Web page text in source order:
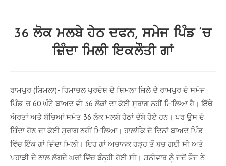
36 ਲੋਕ ਮਲਬੇ ਹੇਠ ਦਫਨ, ਸਮੇਜ ਪਿੰਡ ‘ਚ
ਜ਼ਿੰਦਾ ਮਿਲੀ ਇਕਲੌਤੀ ਗਾਂ
ਰਾਮਪੁਰ (ਸ਼ਿਮਲਾ)- ਹਿਮਾਚਲ ਪ੍ਰਦੇਸ਼ ਦੇ ਸ਼ਿਮਲਾ ਜ਼ਿਲੇ ਦੇ ਰਾਮਪੁਰ ਦੇ ਸਮੇਜ
ਪਿੰਡ ‘ਚ 60 ਘੰਟੇ ਬਾਅਦ ਵੀ 36 ਲੋਕਾਂ ਦਾ ਕੋਈ ਸੁਰਾਗ ਨਹੀਂ ਮਿਲਿਆ ਹੈ। ਇੱਥੇ
ਔਰਤਾਂ ਅਤੇ ਬੱਚਿਆਂ ਸਮੇਤ 36 ਲੋਕ ਮਲਬੇ ਹੇਠਾਂ ਦੱਬੇ ਹੋਏ ਹਨ। ਪਰ ਉਸ ਦੇ
ਜ਼ਿੰਦਾ ਹੋਣ ਦਾ ਕੋਈ ਸੁਰਾਗ ਨਹੀਂ ਮਿਲਿਆ। ਹਾਲਾਂਕਿ ਦੋ ਦਿਨਾਂ ਬਾਅਦ ਪਿੰਡ
ਵਿੱਚ ਇੱਕ ਗਾਂ ਜ਼ਿੰਦਾ ਮਿਲੀ। ਇਹ ਗਾਂ ਅਚਾਨਕ ਹੜ੍ਹ ਤੋਂ ਬਚ ਗਈ ਸੀ ਅਤੇ
ਪਹਾੜੀ ਦੇ ਨਾਲ ਲੱਗਦੇ ਘਰਾਂ ਵਿੱਚ ਬੰਨ੍ਹੀ ਹੋਈ ਸੀ। ਸ਼ਨੀਵਾਰ ਨੂੰ ਜਦੋਂ ਫੌਜ ਨੇ